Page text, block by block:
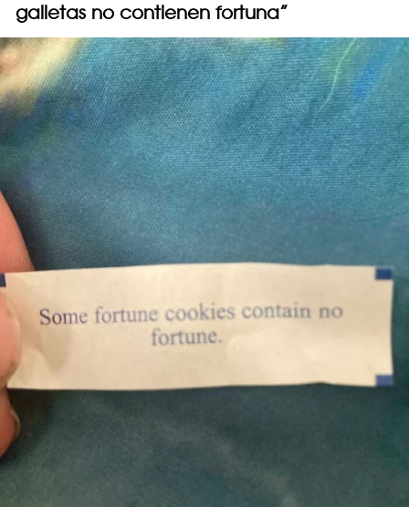
galletas no contienen fortuna”